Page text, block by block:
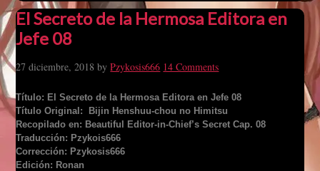
El Secreto de la Hermosa Editora en
Jefe 08
27 diciembre, 2018 byPzykosis666 14 Comments
Título: El Secreto de la Hermosa Editora en Jefe 08
Título Original: Bijin Henshuu-chou no Himitsu
Recopilado en: Beautiful Editor-in-Chief’s Secret Cap. 08
Traducción: Pzykois666
Corrección: Pzykosis666
Edición: Ronan